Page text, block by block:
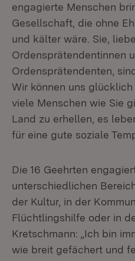
engagierte Menschen
Gesellschaft, die ohne
und kälter wäre. Sie, liebe
Ordensprätendentinnen
Ordensprätendenten,
Wir können uns
viele Menschen wie Sie
Land zu erhellen, es
für eine gute soziale
Die 16 Geehrten
unterschiedlichen
der Kultur, in der
Flüchtlingshilfe oder in
Kretschmann: „Ich bin
wie breit gefächert und